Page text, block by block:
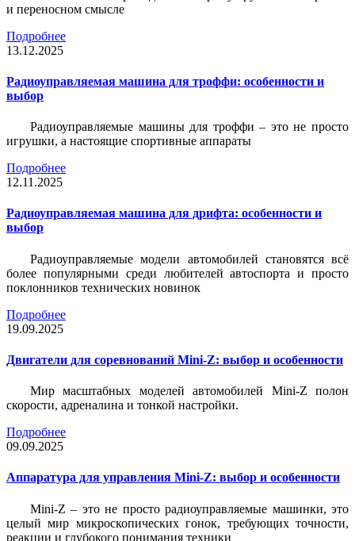
и переносном смысле
Подробнее
13.12.2025
Радиоуправляемая машина для троффи: особенности и
выбор
Радиоуправляемые машины для троффи – это не просто
игрушки, а настоящие спортивные аппараты
Подробнее
12.11.2025
Радиоуправляемая машина для дрифта: особенности и
выбор
Радиоуправляемые модели автомобилей становятся всё
более популярными среди любителей автоспорта и просто
поклонников технических новинок
Подробнее
19.09.2025
Двигатели для соревнований Mini-Z: выбор и особенности
Мир масштабных моделей автомобилей Mini-Z полон
скорости, адреналина и тонкой настройки.
Подробнее
09.09.2025
Аппаратура для управления Mini-Z: выбор и особенности
Mini-Z – это не просто радиоуправляемые машинки, это
целый мир микроскопических гонок, требующих точности,
реакции и глубокого понимания техники